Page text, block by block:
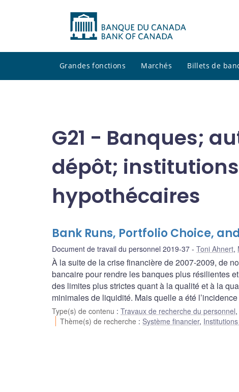
Grandes fonctions Marchés Billets de
G21 - Banques;
dépôt;
hypothécaires
Bank Runs, Portfolio Choice,
Document de travail du personnel 2019-37 Toni Ahnert,
À la suite de la crise financière de 2007-2009, de
bancaire pour rendre les banques plus résilientes
des limites plus strictes quant à la qualité et à la
minimales de liquidité. Mais quelle a été
Type(s) de contenu : Travaux de recherche du personnel,
Thème(s) de recherche : Système financier,